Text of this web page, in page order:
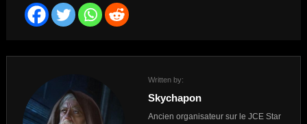
Written by:
Skychapon
Ancien organisateur sur le JCE Star